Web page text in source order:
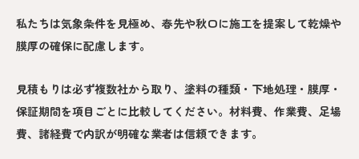
私たちは気象条件を見極め、春先や秋口に施工を提案して乾燥や
膜厚の確保に配慮します。
見積もりは必ず複数社から取り、塗料の種類・下地処理・膜厚・
保証期間を項目ごとに比較してください。材料費、作業費、足場
費、諸経費で内訳が明確な業者は信頼できます。